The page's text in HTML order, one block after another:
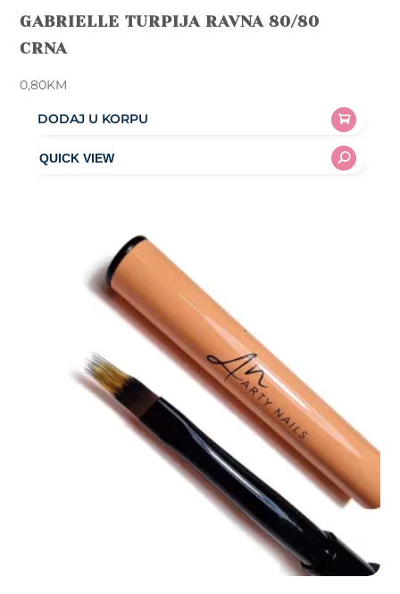
GABRIELLE TURPIJA RAVNA 80/80
CRNA
0,80KM
DODAJ U KORPU